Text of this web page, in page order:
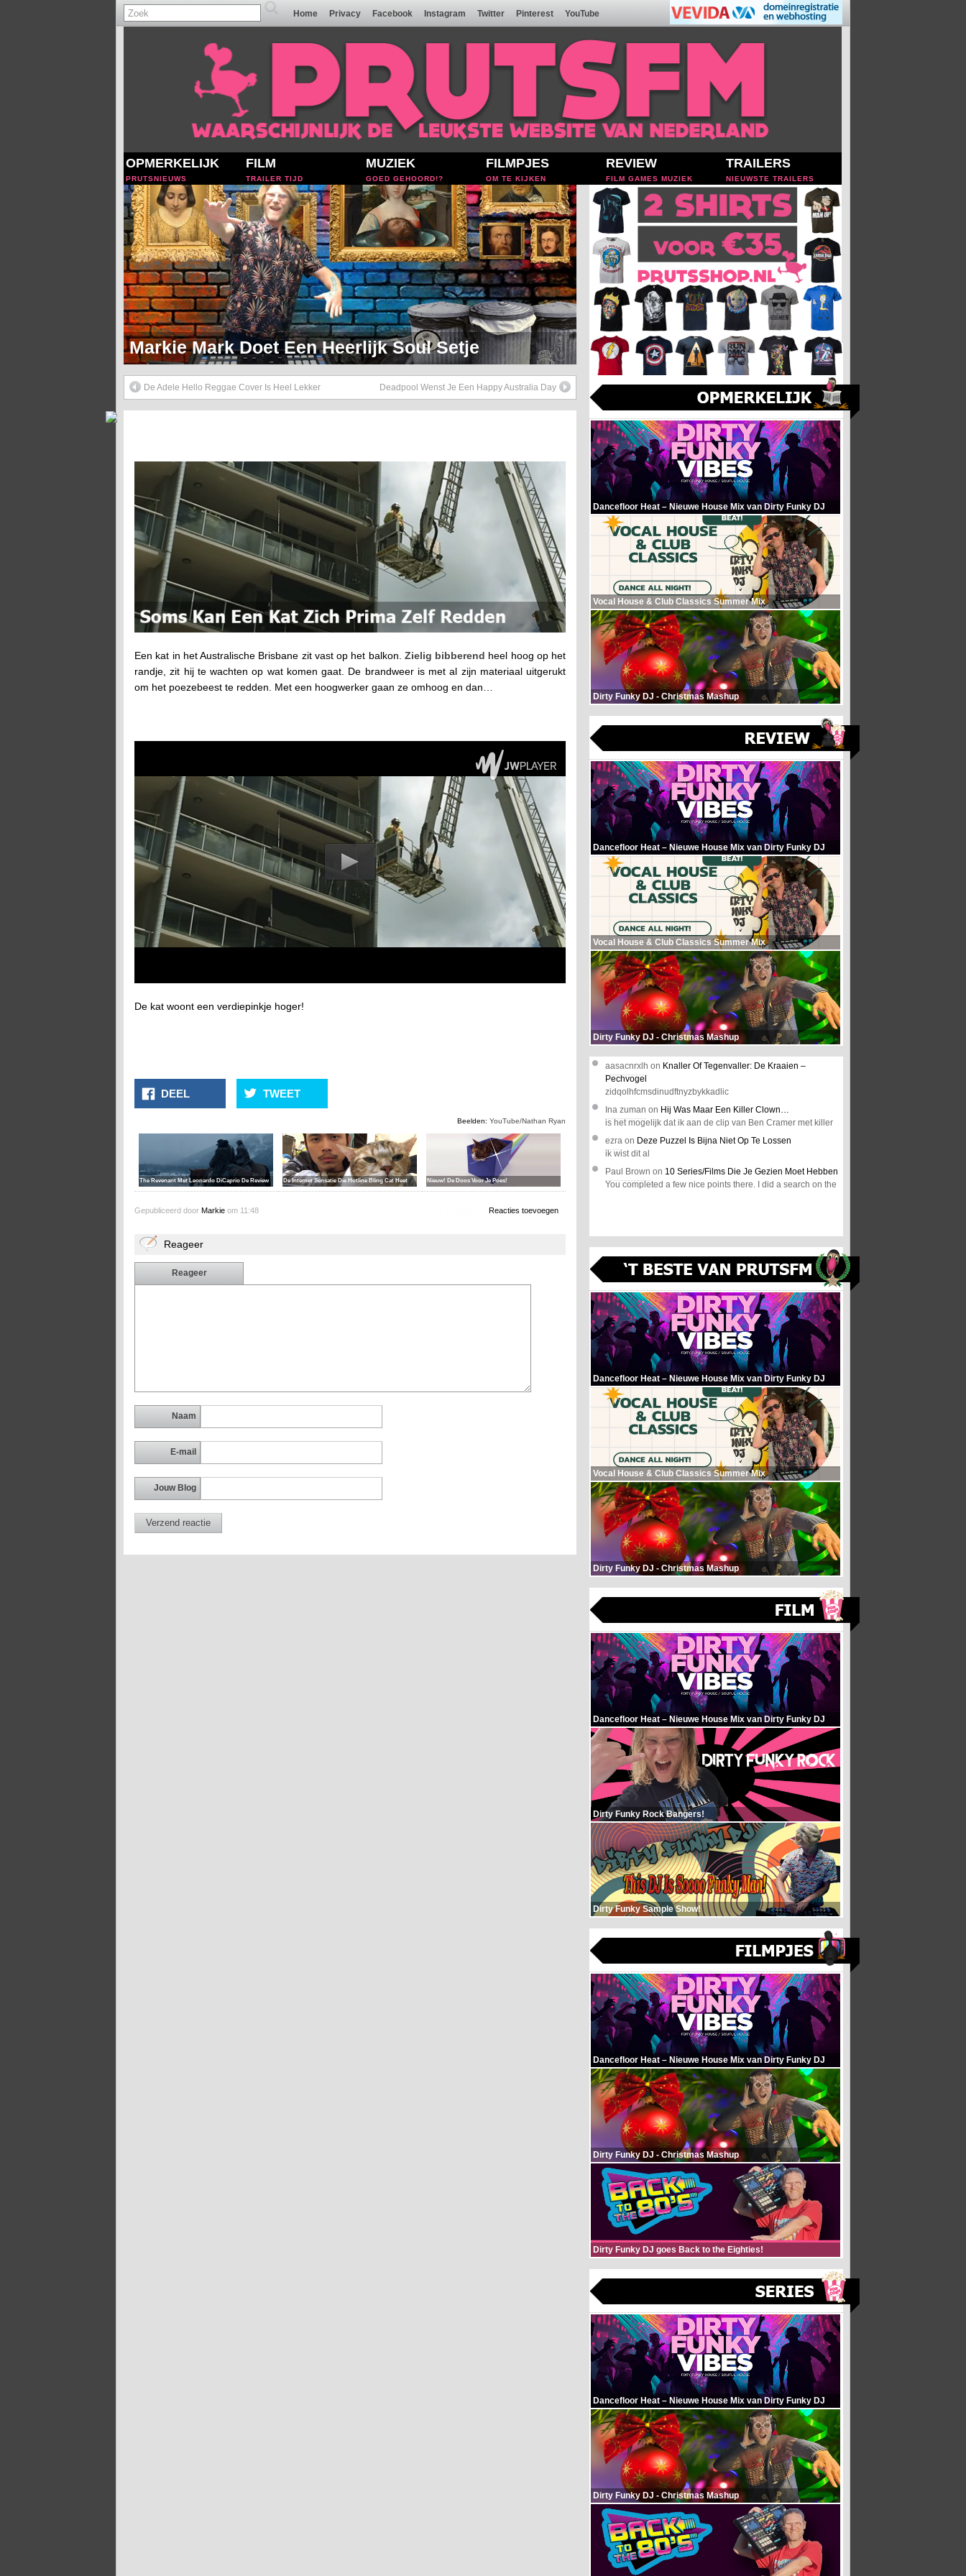
Home Privacy Facebook Instagram Twitter Pinterest YouTube
OPMERKELIJK
PRUTSNIEUWS
FILM
TRAILER TIJD
MUZIEK
GOED GEHOORD!?
FILMPJES
OM TE KIJKEN
REVIEW
FILM GAMES MUZIEK
TRAILERS
NIEUWSTE TRAILERS
Markie Mark Doet Een Heerlijk Soul Setje
De Adele Hello Reggae Cover Is Heel Lekker Deadpool Wenst Je Een Happy Australia Day
Een kat in het Australische Brisbane zit vast op het balkon. Zielig bibberend heel hoog op het
randje, zit hij te wachten op wat komen gaat. De brandweer is met al zijn materiaal uitgerukt
om het poezebeest te redden. Met een hoogwerker gaan ze omhoog en dan…
De kat woont een verdiepinkje hoger!
DEEL TWEET
Beelden: YouTube/Nathan Ryan
The Revenant Met Leonardo DiCaprio De Review De Internet Sensatie Die Hotline Bling Cat Heet Nieuw! De Doos Voor Je Poes!
Gepubliceerd door Markie om 11:48 Reacties toevoegen
Reageer
Reageer
Naam
E-mail
Jouw Blog
Dancefloor Heat – Nieuwe House Mix van Dirty Funky DJ
Vocal House & Club Classics Summer Mix
Dirty Funky DJ - Christmas Mashup
Dancefloor Heat – Nieuwe House Mix van Dirty Funky DJ
Vocal House & Club Classics Summer Mix
Dirty Funky DJ - Christmas Mashup
aasacnrxlh on Knaller Of Tegenvaller: De Kraaien –
Pechvogel
zidqolhfcmsdinudftnyzbykkadlic
Ina zuman on Hij Was Maar Een Killer Clown…
is het mogelijk dat ik aan de clip van Ben Cramer met killer
ezra on Deze Puzzel Is Bijna Niet Op Te Lossen
ik wist dit al
Paul Brown on 10 Series/Films Die Je Gezien Moet Hebben
You completed a few nice points there. I did a search on the
Dancefloor Heat – Nieuwe House Mix van Dirty Funky DJ
Vocal House & Club Classics Summer Mix
Dirty Funky DJ - Christmas Mashup
Dancefloor Heat – Nieuwe House Mix van Dirty Funky DJ
Dirty Funky Rock Bangers!
Dirty Funky Sample Show!
Dancefloor Heat – Nieuwe House Mix van Dirty Funky DJ
Dirty Funky DJ - Christmas Mashup
Dirty Funky DJ goes Back to the Eighties!
Dancefloor Heat – Nieuwe House Mix van Dirty Funky DJ
Dirty Funky DJ - Christmas Mashup